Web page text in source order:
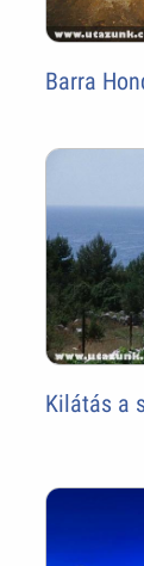
Barra
Kilátás a